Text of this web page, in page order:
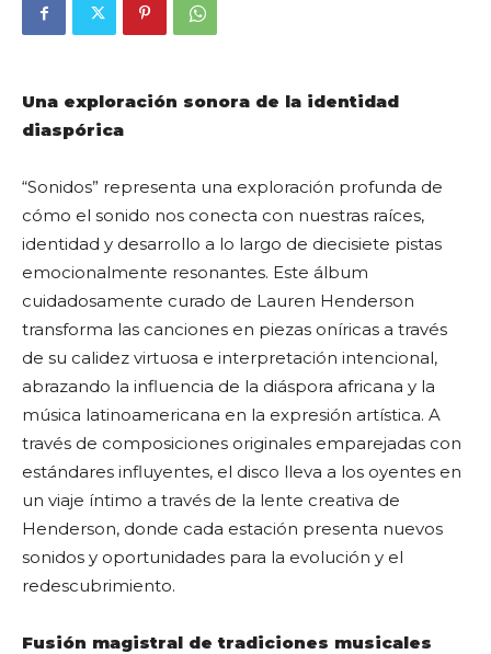
Una exploración sonora de la identidad
diaspórica
“Sonidos” representa una exploración profunda de
cómo el sonido nos conecta con nuestras raíces,
identidad y desarrollo a lo largo de diecisiete pistas
emocionalmente resonantes. Este álbum
cuidadosamente curado de Lauren Henderson
transforma las canciones en piezas oníricas a través
de su calidez virtuosa e interpretación intencional,
abrazando la influencia de la diáspora africana y la
música latinoamericana en la expresión artística. A
través de composiciones originales emparejadas con
estándares influyentes, el disco lleva a los oyentes en
un viaje íntimo a través de la lente creativa de
Henderson, donde cada estación presenta nuevos
sonidos y oportunidades para la evolución y el
redescubrimiento.
Fusión magistral de tradiciones musicales